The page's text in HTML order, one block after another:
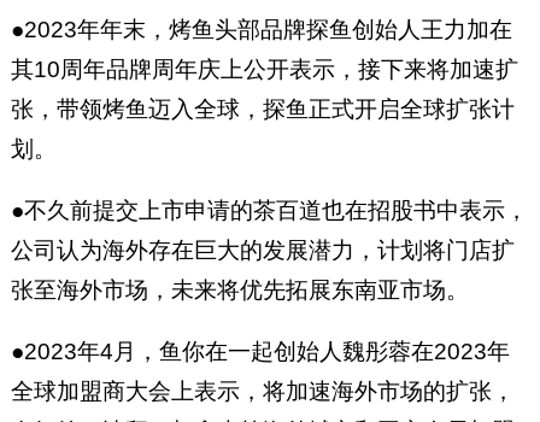
●2023年年末，烤鱼头部品牌探鱼创始人王力加在
其10周年品牌周年庆上公开表示，接下来将加速扩
张，带领烤鱼迈入全球，探鱼正式开启全球扩张计
划。
●不久前提交上市申请的茶百道也在招股书中表示，
公司认为海外存在巨大的发展潜力，计划将门店扩
张至海外市场，未来将优先拓展东南亚市场。
●2023年4月，鱼你在一起创始人魏彤蓉在2023年
全球加盟商大会上表示，将加速海外市场的扩张，